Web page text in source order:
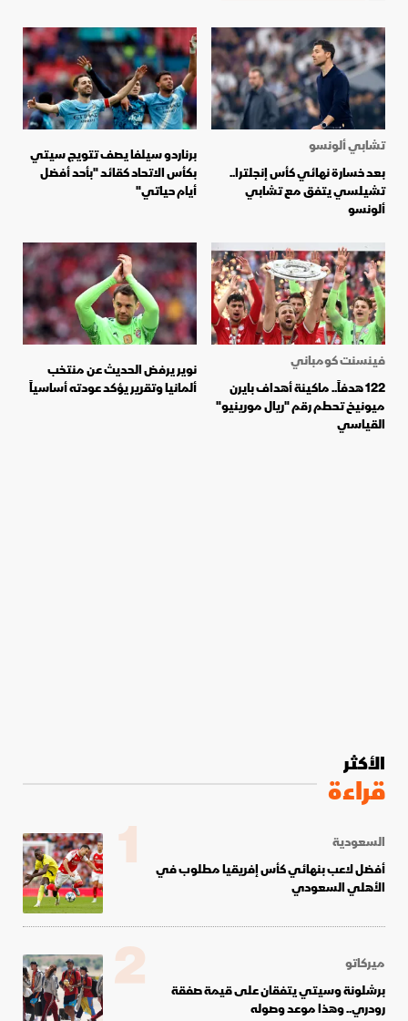
تشابي ألونسو
بعد خسارة نهائي كأس إنجلترا..
تشيلسي يتفق مع تشابي
ألونسو
برناردو سيلفا يصف تتويج سيتي
بكأس الاتحاد كقائد "بأحد أفضل
أيام حياتي"
فينسنت كومباني
122 هدفاً.. ماكينة أهداف بايرن
ميونيخ تحطم رقم "ريال مورينيو"
القياسي
نوير يرفض الحديث عن منتخب
ألمانيا وتقرير يؤكد عودته أساسياً
الأكثر
قراءة
السعودية
أفضل لاعب بنهائي كأس إفريقيا مطلوب في
الأهلي السعودي
1
ميركاتو
برشلونة وسيتي يتفقان على قيمة صفقة
رودري.. وهذا موعد وصوله
2